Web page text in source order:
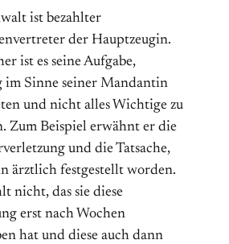
ist bezahlter
der Hauptzeugin.
ist es seine Aufgabe,
im Sinne seiner Mandantin
und nicht alles Wichtige zu
Zum Beispiel erwähnt er die
und die Tatsache,
ärztlich festgestellt worden.
nicht, das sie diese
erst nach Wochen
hat und diese auch dann